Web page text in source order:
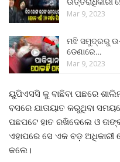
Mar 9, 2023
ମଝି ସମୁଦ୍ରରୁ ଉ-
ଡେଣାରେ…
Mar 9, 2023
ୟୁପିଏସସି କୁ ବାଛିବା ପଛରେ
ବସରେ ଯାତାୟାତ କରୁଥିବା
ପଛପଟେ ହାତ ରଖିଦେଲେ ଓ
ଏହାପରେ ସେ ଏକ ବଡ଼ ଅଧିକାରୀ
କଲେ।